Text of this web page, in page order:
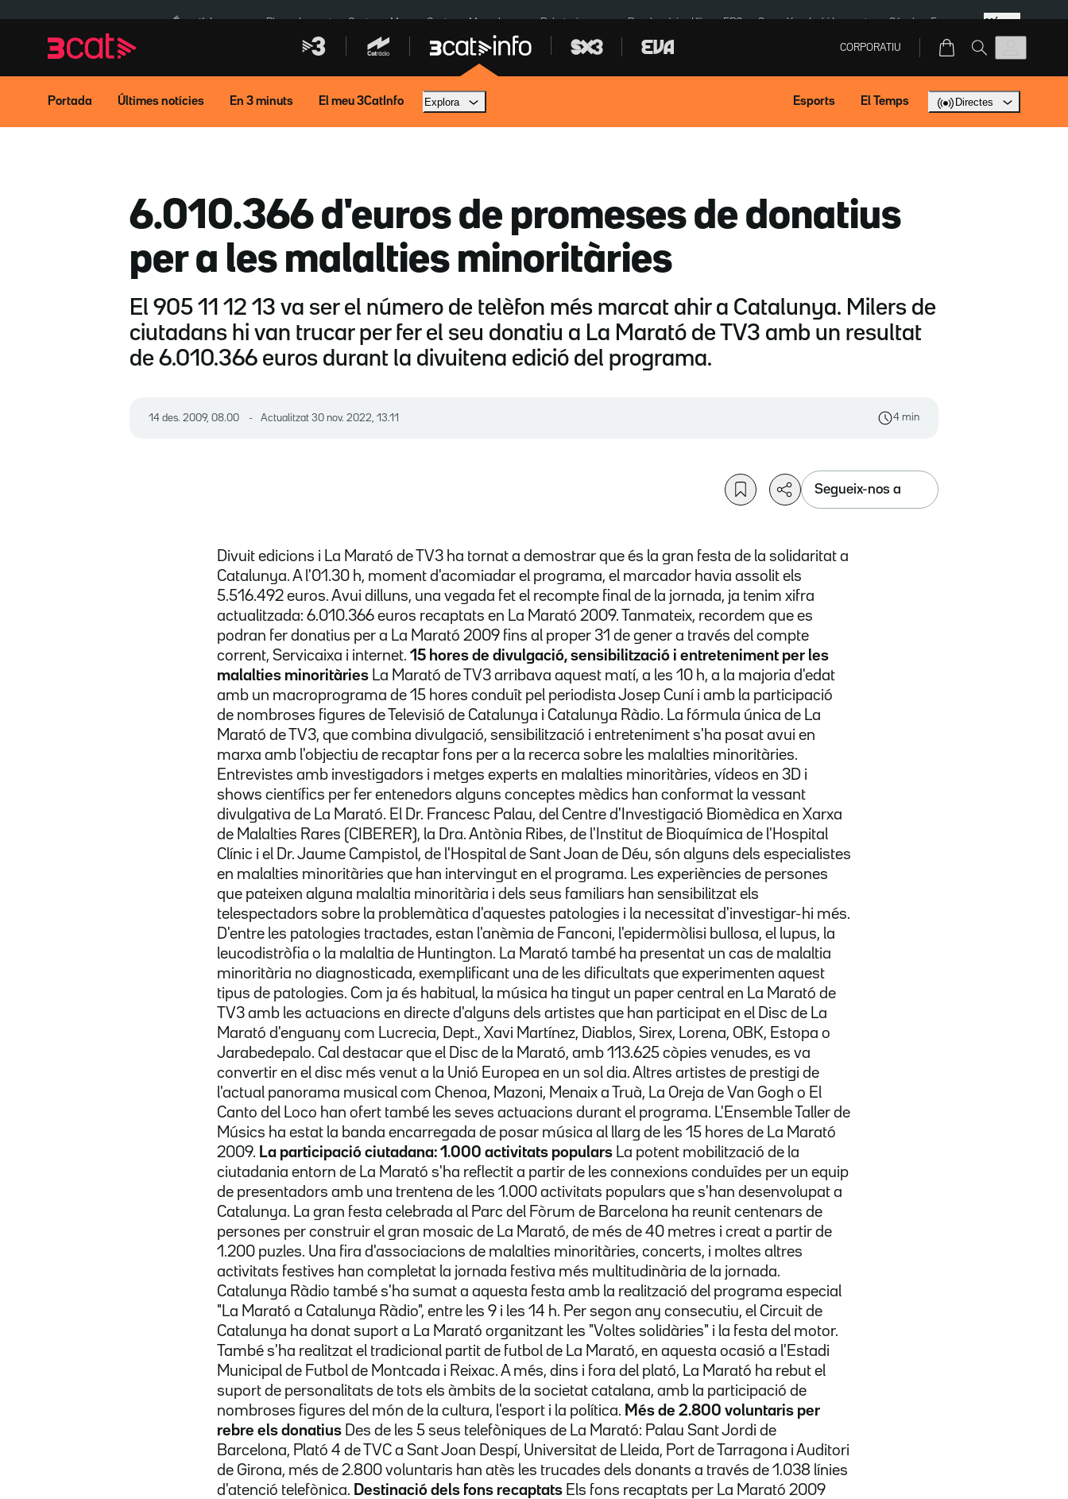
navegació
principal
contingut
És notícia: Pluges Inuncat Ceuta Menors Ceuta Mercabarna Robatoris coure Bombardejos Kíiv ERC SpaceX Isaki Lacuesta Sánchez Europa Més
CORPORATIU
Portada Últimes notícies En 3 minuts El meu 3CatInfo Explora Esports El Temps Directes
6.010.366 d'euros de promeses de donatius
per a les malalties minoritàries
El 905 11 12 13 va ser el número de telèfon més marcat ahir a Catalunya. Milers de
ciutadans hi van trucar per fer el seu donatiu a La Marató de TV3 amb un resultat
de 6.010.366 euros durant la divuitena edició del programa.
14 des. 2009, 08.00 Actualitzat 30 nov. 2022, 13.11 4 min
Segueix-nos a
Divuit edicions i La Marató de TV3 ha tornat a demostrar que és la gran festa de la solidaritat a
Catalunya. A l'01.30 h, moment d'acomiadar el programa, el marcador havia assolit els
5.516.492 euros. Avui dilluns, una vegada fet el recompte final de la jornada, ja tenim xifra
actualitzada: 6.010.366 euros recaptats en La Marató 2009. Tanmateix, recordem que es
podran fer donatius per a La Marató 2009 fins al proper 31 de gener a través del compte
corrent, Servicaixa i internet. 15 hores de divulgació, sensibilització i entreteniment per les
malalties minoritàries La Marató de TV3 arribava aquest matí, a les 10 h, a la majoria d'edat
amb un macroprograma de 15 hores conduït pel periodista Josep Cuní i amb la participació
de nombroses figures de Televisió de Catalunya i Catalunya Ràdio. La fórmula única de La
Marató de TV3, que combina divulgació, sensibilització i entreteniment s'ha posat avui en
marxa amb l'objectiu de recaptar fons per a la recerca sobre les malalties minoritàries.
Entrevistes amb investigadors i metges experts en malalties minoritàries, vídeos en 3D i
shows científics per fer entenedors alguns conceptes mèdics han conformat la vessant
divulgativa de La Marató. El Dr. Francesc Palau, del Centre d'Investigació Biomèdica en Xarxa
de Malalties Rares (CIBERER), la Dra. Antònia Ribes, de l'Institut de Bioquímica de l'Hospital
Clínic i el Dr. Jaume Campistol, de l'Hospital de Sant Joan de Déu, són alguns dels especialistes
en malalties minoritàries que han intervingut en el programa. Les experiències de persones
que pateixen alguna malaltia minoritària i dels seus familiars han sensibilitzat els
telespectadors sobre la problemàtica d'aquestes patologies i la necessitat d'investigar-hi més.
D'entre les patologies tractades, estan l'anèmia de Fanconi, l'epidermòlisi bullosa, el lupus, la
leucodistròfia o la malaltia de Huntington. La Marató també ha presentat un cas de malaltia
minoritària no diagnosticada, exemplificant una de les dificultats que experimenten aquest
tipus de patologies. Com ja és habitual, la música ha tingut un paper central en La Marató de
TV3 amb les actuacions en directe d'alguns dels artistes que han participat en el Disc de La
Marató d'enguany com Lucrecia, Dept., Xavi Martínez, Diablos, Sirex, Lorena, OBK, Estopa o
Jarabedepalo. Cal destacar que el Disc de la Marató, amb 113.625 còpies venudes, es va
convertir en el disc més venut a la Unió Europea en un sol dia. Altres artistes de prestigi de
l'actual panorama musical com Chenoa, Mazoni, Menaix a Truà, La Oreja de Van Gogh o El
Canto del Loco han ofert també les seves actuacions durant el programa. L'Ensemble Taller de
Músics ha estat la banda encarregada de posar música al llarg de les 15 hores de La Marató
2009. La participació ciutadana: 1.000 activitats populars La potent mobilització de la
ciutadania entorn de La Marató s'ha reflectit a partir de les connexions conduïdes per un equip
de presentadors amb una trentena de les 1.000 activitats populars que s'han desenvolupat a
Catalunya. La gran festa celebrada al Parc del Fòrum de Barcelona ha reunit centenars de
persones per construir el gran mosaic de La Marató, de més de 40 metres i creat a partir de
1.200 puzles. Una fira d'associacions de malalties minoritàries, concerts, i moltes altres
activitats festives han completat la jornada festiva més multitudinària de la jornada.
Catalunya Ràdio també s'ha sumat a aquesta festa amb la realització del programa especial
"La Marató a Catalunya Ràdio", entre les 9 i les 14 h. Per segon any consecutiu, el Circuit de
Catalunya ha donat suport a La Marató organitzant les "Voltes solidàries" i la festa del motor.
També s'ha realitzat el tradicional partit de futbol de La Marató, en aquesta ocasió a l'Estadi
Municipal de Futbol de Montcada i Reixac. A més, dins i fora del plató, La Marató ha rebut el
suport de personalitats de tots els àmbits de la societat catalana, amb la participació de
nombroses figures del món de la cultura, l'esport i la política. Més de 2.800 voluntaris per
rebre els donatius Des de les 5 seus telefòniques de La Marató: Palau Sant Jordi de
Barcelona, Plató 4 de TVC a Sant Joan Despí, Universitat de Lleida, Port de Tarragona i Auditori
de Girona, més de 2.800 voluntaris han atès les trucades dels donants a través de 1.038 línies
d'atenció telefònica. Destinació dels fons recaptats Els fons recaptats per La Marató 2009